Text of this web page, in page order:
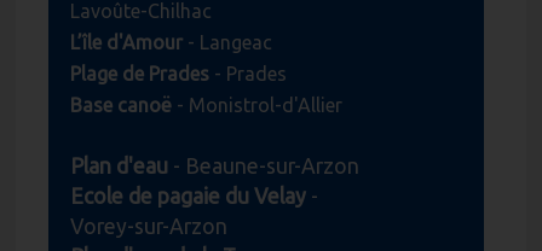
Lavoûte-Chilhac
L’île d'Amour- Langeac
Plage de Prades- Prades
Base canoë- Monistrol-d'Allier
Plan d'eau - Beaune-sur-Arzon
Ecole de pagaie du Velay-
Vorey-sur-Arzon